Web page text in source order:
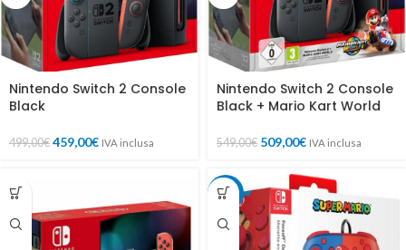
Nintendo Switch 2 Console
Black
499,00€ 459,00€ IVA inclusa
Nintendo Switch 2 Console
Black + Mario Kart World
549,00€ 509,00€ IVA inclusa
-33%